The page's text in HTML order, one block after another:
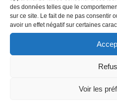
des données telles que le
sur ce site. Le fait de ne pas consentir
avoir un effet négatif sur certaines
Voir les
Famille : F01
Diamètre : 40 mm
Raccordement : Femelle –
Type : Raccord compression